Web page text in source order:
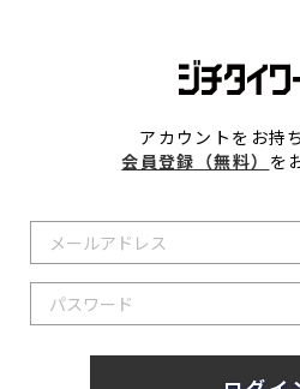
アカウントをお持
会員登録（無料） を